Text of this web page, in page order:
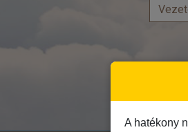
A hatékony